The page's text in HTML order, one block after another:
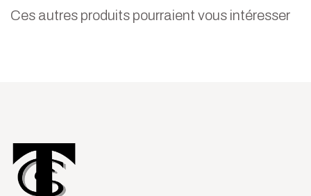
Ces autres produits pourraient vous intéresser